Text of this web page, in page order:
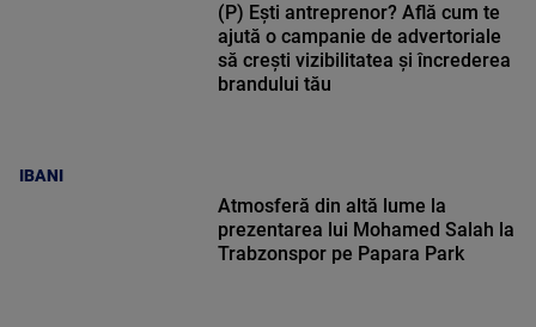
IBANI
(P) Ești antreprenor? Află cum te
ajută o campanie de advertoriale
să crești vizibilitatea și încrederea
brandului tău
Atmosferă din altă lume la
prezentarea lui Mohamed Salah la
Trabzonspor pe Papara Park